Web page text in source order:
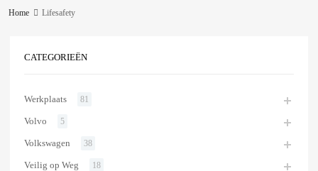
Home Lifesafety
CATEGORIEËN
Werkplaats 81
Volvo 5
Volkswagen 38
Veilig op Weg 18